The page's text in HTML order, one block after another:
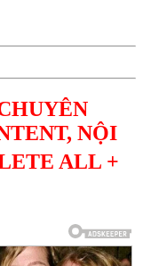
NỘI
ALL +